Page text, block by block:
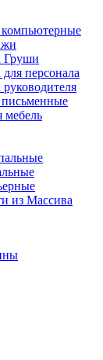
Груши
персонала
руководителя
мебель
из Массива